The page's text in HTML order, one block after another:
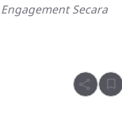
Secara
share bookmark